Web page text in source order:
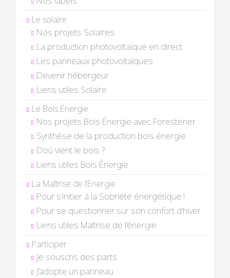
Le solaire
Nos projets Solaires
La production photovoltaïque en direct
Les panneaux photovoltaïques
Devenir hébergeur
Liens utiles Solaire
Le Bois Énergie
Nos projets Bois Énergie avec Forestener
Synthèse de la production bois énergie
D’où vient le bois ?
Liens utiles Bois Énergie
La Maîtrise de l’Energie
Pour s’initier à la Sobriété énergétique !
Pour se questionner sur son confort d’hiver
Liens utiles Maîtrise de l’énergie
Participer
Je souscris des parts
J’adopte un panneau